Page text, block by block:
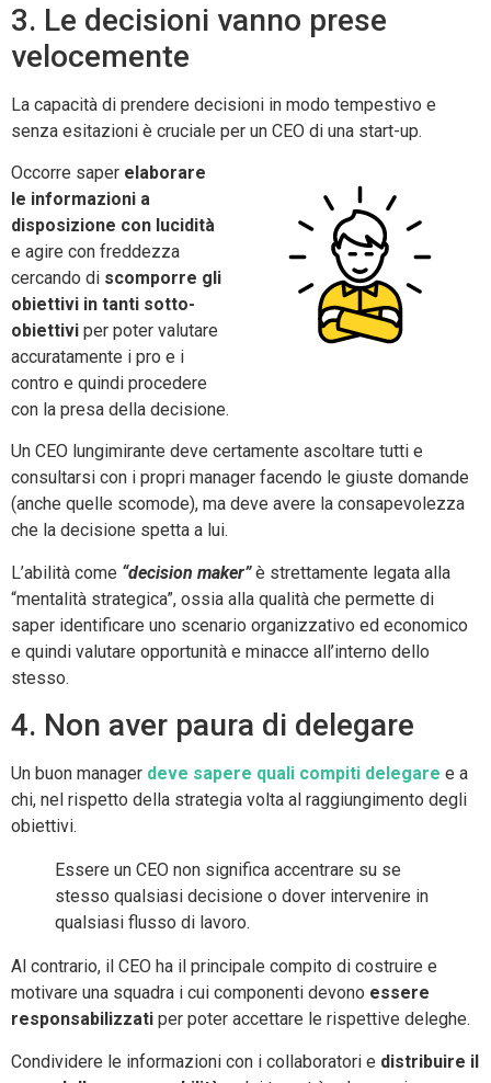
3. Le decisioni vanno prese
velocemente
La capacità di prendere decisioni in modo tempestivo e
senza esitazioni è cruciale per un CEO di una start-up.
Occorre saper elaborare
le informazioni a
disposizione con lucidità
e agire con freddezza
cercando di scomporre gli
obiettivi in tanti sotto-
obiettivi per poter valutare
accuratamente i pro e i
contro e quindi procedere
con la presa della decisione.
Un CEO lungimirante deve certamente ascoltare tutti e
consultarsi con i propri manager facendo le giuste domande
(anche quelle scomode), ma deve avere la consapevolezza
che la decisione spetta a lui.
L’abilità come “decision maker”è strettamente legata alla
“mentalità strategica”, ossia alla qualità che permette di
saper identificare uno scenario organizzativo ed economico
e quindi valutare opportunità e minacce all’interno dello
stesso.
4. Non aver paura di delegare
Un buon manager deve sapere quali compiti delegare e a
chi, nel rispetto della strategia volta al raggiungimento degli
obiettivi.
Essere un CEO non significa accentrare su se
stesso qualsiasi decisione o dover intervenire in
qualsiasi flusso di lavoro.
Al contrario, il CEO ha il principale compito di costruire e
motivare una squadra i cui componenti devono essere
responsabilizzati per poter accettare le rispettive deleghe.
Condividere le informazioni con i collaboratori e distribuire il